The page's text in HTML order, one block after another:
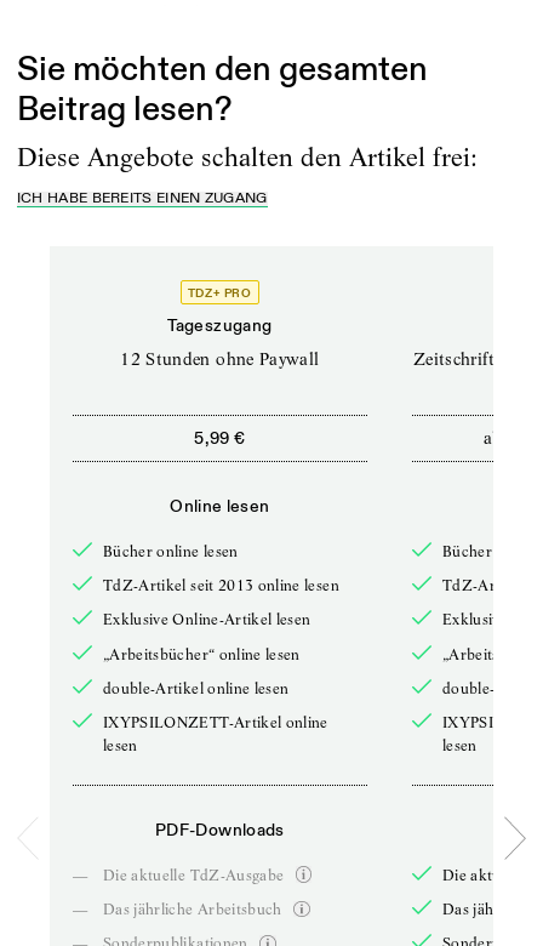
Sie möchten den gesamten
Beitrag lesen?
Diese Angebote schalten den Artikel frei:
ICH HABE BEREITS EINEN ZUGANG
TDZ+ PRO
Tageszugang
12 Stunden ohne Paywall
5,99 €
Online lesen
Bücher online lesen
TdZ-Artikel seit 2013 online lesen
Exklusive Online-Artikel lesen
„Arbeitsbücher“ online lesen
double-Artikel online lesen
IXYPSILONZETT-Artikel online
lesen
PDF-Downloads
—
Die aktuelle TdZ-Ausgabe
—
Das jährliche Arbeitsbuch
Zeitschriften
ab
Bücher online
TdZ-Artikel
Exklusive
double-
lesen
Die aktuelle
Das jährliche